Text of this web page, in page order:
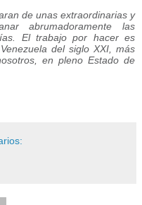
de unas extraordinarias y
abrumadoramente las
El trabajo por hacer es
del siglo XXI, más
en pleno Estado de